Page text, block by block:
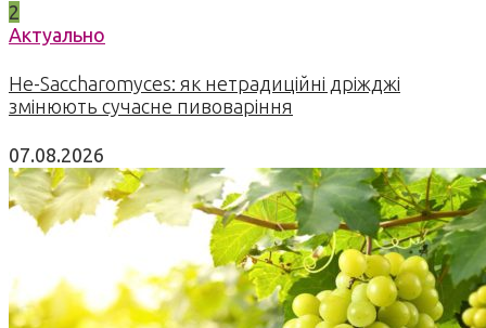
2
Актуально
Не-Saccharomyces: як нетрадиційні дріжджі
змінюють сучасне пивоваріння
07.08.2026